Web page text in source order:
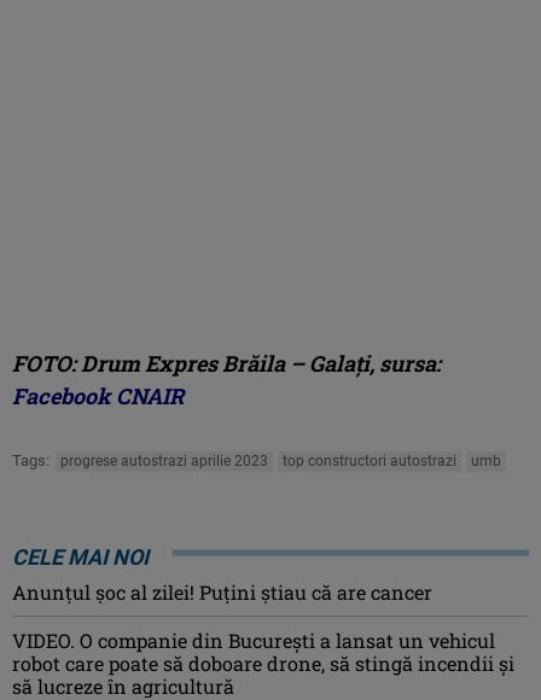
FOTO: Drum Expres Brăila – Galați, sursa:
Facebook CNAIR
Tags: progrese autostrazi aprilie 2023 top constructori autostrazi umb
CELE MAI NOI
Anunţul şoc al zilei! Puţini ştiau că are cancer
VIDEO. O companie din București a lansat un vehicul
robot care poate să doboare drone, să stingă incendii și
să lucreze în agricultură